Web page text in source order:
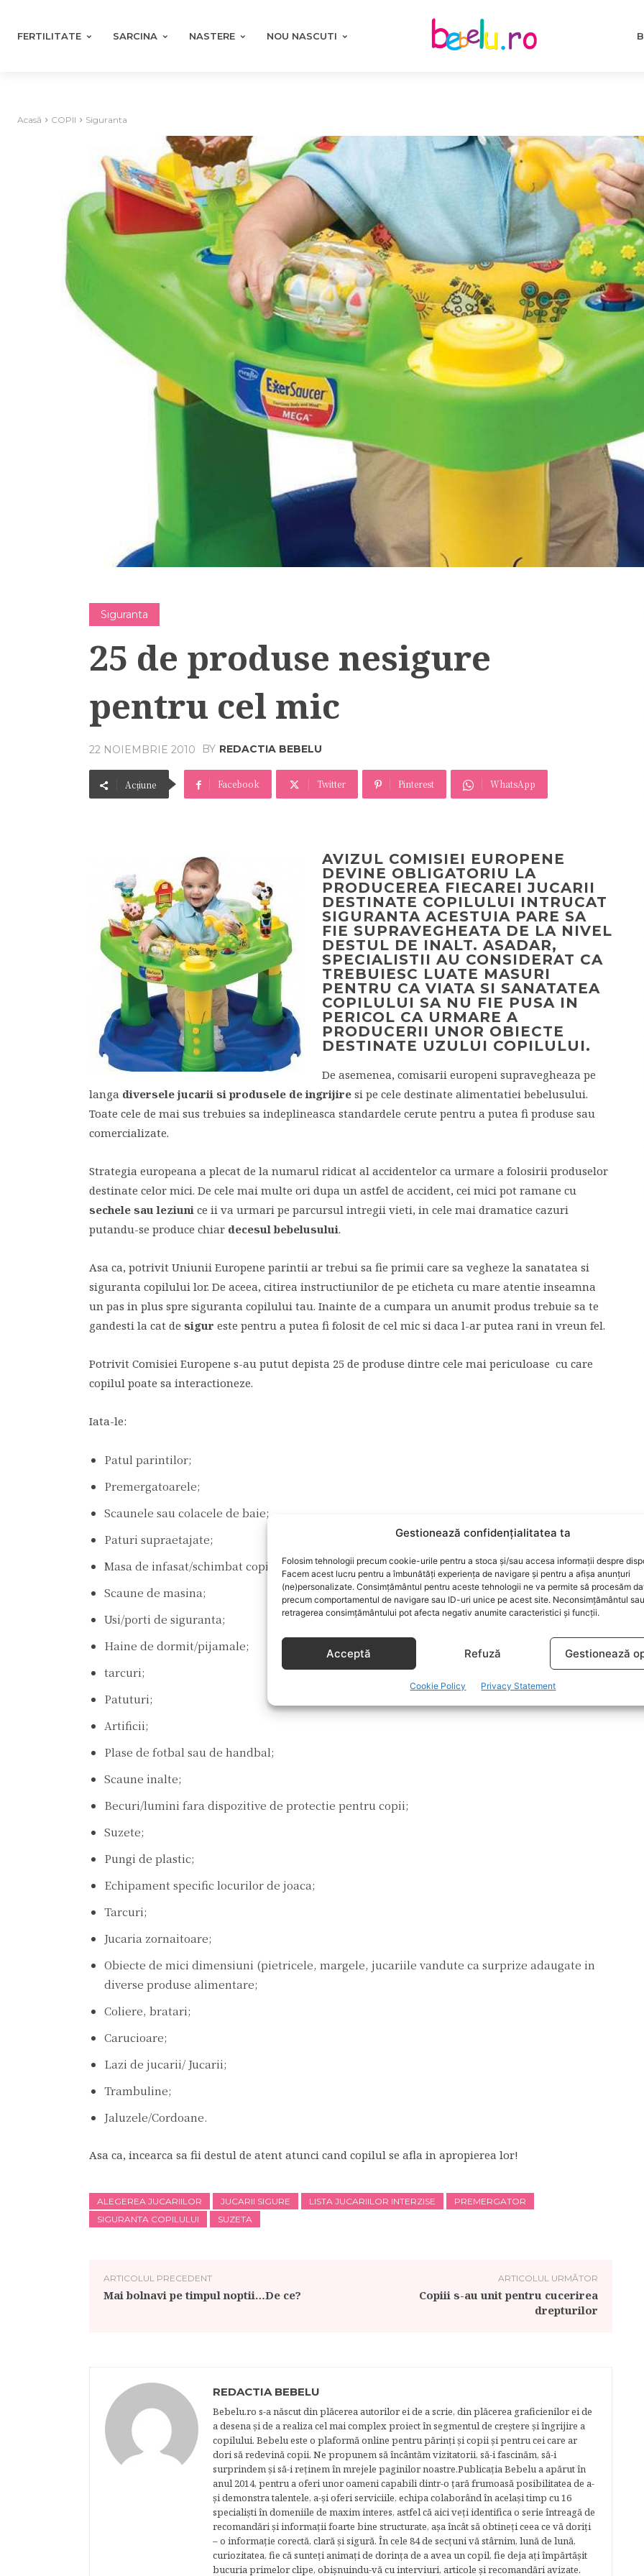
Gestionează confidențialitatea ta
Folosim tehnologii precum cookie-urile pentru a stoca și/sau accesa informații despre
Facem acest lucru pentru a îmbunătăți experiența de navigare și pentru a afișa anunțuri
(ne)personalizate. Consimțământul pentru aceste tehnologii ne va permite să procesăm
precum comportamentul de navigare sau ID-uri unice pe acest site. Neconsimțământul sau
retragerea consimțământului pot afecta negativ anumite caracteristici și funcții.
Acceptă Refuză Gestionează
Cookie Policy Privacy Statement
FERTILITATE SARCINA NASTERE NOU NASCUTI
Acasă COPII Siguranta
Siguranta
25 de produse nesigure
pentru cel mic
22 NOIEMBRIE 2010 BY REDACTIA BEBELU
Acțiune Facebook Twitter Pinterest WhatsApp
AVIZUL COMISIEI EUROPENE
DEVINE OBLIGATORIU LA
PRODUCEREA FIECAREI JUCARII
DESTINATE COPILULUI INTRUCAT
SIGURANTA ACESTUIA PARE SA
FIE SUPRAVEGHEATA DE LA NIVEL
DESTUL DE INALT. ASADAR,
SPECIALISTII AU CONSIDERAT CA
TREBUIESC LUATE MASURI
PENTRU CA VIATA SI SANATATEA
COPILULUI SA NU FIE PUSA IN
PERICOL CA URMARE A
PRODUCERII UNOR OBIECTE
DESTINATE UZULUI COPILULUI.
De asemenea, comisarii europeni supravegheaza pe
langa diversele jucarii si produsele de ingrijire si pe cele destinate alimentatiei bebelusului.
Toate cele de mai sus trebuies sa indeplineasca standardele cerute pentru a putea fi produse sau
comercializate.
Strategia europeana a plecat de la numarul ridicat al accidentelor ca urmare a folosirii produselor
destinate celor mici. De cele mai multe ori dupa un astfel de accident, cei mici pot ramane cu
sechele sau leziuni ce ii va urmari pe parcursul intregii vieti, in cele mai dramatice cazuri
putandu-se produce chiar decesul bebelusului.
Asa ca, potrivit Uniunii Europene parintii ar trebui sa fie primii care sa vegheze la sanatatea si
siguranta copilului lor. De aceea, citirea instructiunilor de pe eticheta cu mare atentie inseamna
un pas in plus spre siguranta copilului tau. Inainte de a cumpara un anumit produs trebuie sa te
gandesti la cat de sigur este pentru a putea fi folosit de cel mic si daca l-ar putea rani in vreun fel.
Potrivit Comisiei Europene s-au putut depista 25 de produse dintre cele mai periculoase cu care
copilul poate sa interactioneze.
Iata-le:
Patul parintilor;
Premergatoarele;
Scaunele sau colacele de baie;
Paturi supraetajate;
Masa de infasat/schimbat copilul;
Scaune de masina;
Usi/porti de siguranta;
Haine de dormit/pijamale;
tarcuri;
Patuturi;
Artificii;
Plase de fotbal sau de handbal;
Scaune inalte;
Becuri/lumini fara dispozitive de protectie pentru copii;
Suzete;
Pungi de plastic;
Echipament specific locurilor de joaca;
Tarcuri;
Jucaria zornaitoare;
Obiecte de mici dimensiuni (pietricele, margele, jucariile vandute ca surprize adaugate in
diverse produse alimentare;
Coliere, bratari;
Carucioare;
Lazi de jucarii/ Jucarii;
Trambuline;
Jaluzele/Cordoane.
Asa ca, incearca sa fii destul de atent atunci cand copilul se afla in apropierea lor!
ALEGEREA JUCARIILOR JUCARII SIGURE LISTA JUCARIILOR INTERZISE
PREMERGATOR
SIGURANTA COPILULUI
SUZETA
ARTICOLUL PRECEDENT
Mai bolnavi pe timpul noptii…De ce?
ARTICOLUL URMĂTOR
Copiii s-au unit pentru cucerirea
drepturilor
REDACTIA BEBELU
Bebelu.ro s-a născut din plăcerea autorilor ei de a scrie, din plăcerea graficienilor ei de
a desena şi de a realiza cel mai complex proiect în segmentul de creştere şi îngrijire a
copilului. Bebelu este o plaformă online pentru părinţi şi copii şi pentru cei care ar
dori să redevină copii. Ne propunem să încântăm vizitatorii, să-i fascinăm, să-i
surprindem şi să-i reţinem în mrejele paginilor noastre.​ Publicația Bebelu a apărut în
anul 2014, pentru a oferi unor oameni capabili dintr-o ţară frumoasă posibilitatea de a-
şi demonstra talentele, a-şi oferi serviciile, echipa colaborând în acelaşi timp cu 16
specialişti în domeniile de maxim interes, astfel că aici veţi identifica o serie întreagă de
recomandări şi informaţii foarte bine structurate, aşa încât să obtineţi ceea ce vă doriţi
– o informaţie corectă, clară şi sigură. În cele 84 de secțuni vă stârnim, lună de lună,
curiozitatea, fie că sunteţi animaţi de dorinţa de a avea un copil, fie deja aţi împărtăşit
bucuria primelor clipe, obişnuindu-vă cu interviuri, articole şi recomandări avizate.